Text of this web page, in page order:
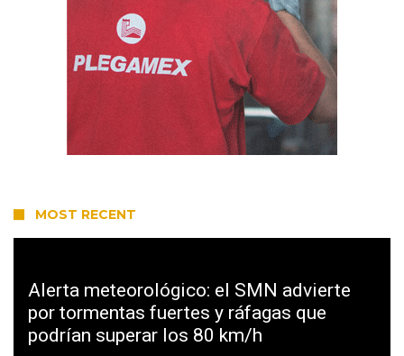
MOST RECENT
Alerta meteorológico: el SMN advierte
por tormentas fuertes y ráfagas que
podrían superar los 80 km/h